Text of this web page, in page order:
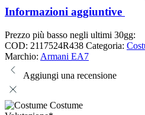
Informazioni aggiuntive
Prezzo più basso negli ultimi 30gg:
COD: 2117524R438 Categoria:
Marchio: Armani EA7
Aggiungi una recensione
Costume